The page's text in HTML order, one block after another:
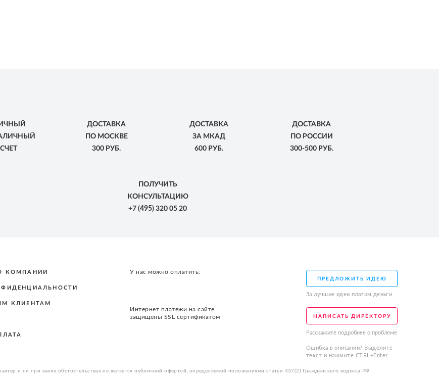
ДОСТАВКА
ПО МОСКВЕ
300 РУБ.
ДОСТАВКА
ЗА МКАД
600 РУБ.
ДОСТАВКА
ПО РОССИИ
300-500 РУБ.
ПОЛУЧИТЬ
КОНСУЛЬТАЦИЮ
+7 (495) 320 05 20
КОМПАНИИ
КЛИЕНТАМ
У нас можно оплатить:
Интернет платежи на сайте
защищены SSL сертификатом
ПРЕДЛОЖИТЬ ИДЕЮ
За лучшие идеи платим деньги
НАПИСАТЬ ДИРЕКТОРУ
Расскажите подробнее о проблеме
Ошибка в описании? Выделите
текст и нажмите CTRL+Enter
и ни при каких обстоятельствах не является публичной офертой, определяемой положениями статьи 437(2) Гражданского кодекса РФ